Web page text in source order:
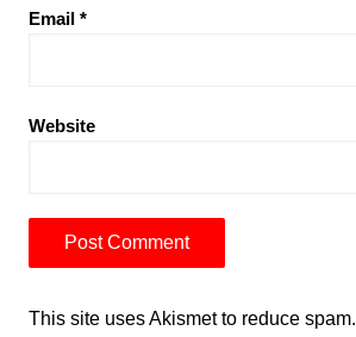
Email *
Website
This site uses Akismet to reduce spam.